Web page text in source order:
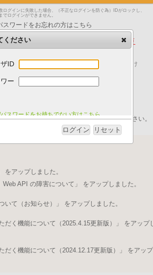
ログインに失敗した場合、（不正なログインを防ぐ為）IDがロックし、
でログインができません。
スワードをお忘れの方はこちら
用いただく機能について（2025.4.15更
、「I.B.MUSEUM SaaS」をご利用いただけ
には、以下の動作環境が必要です。
作に不具合が発生する可能性がございます。
行いたしました。ログイン後にご取得ください。
をアップしました。
API の障害について」 をアップしました。
いて（お知らせ）」 をアップしました。
だく機能について（2025.4.15更新版）」 をアップ
だく機能について（2024.12.17更新版）」 をアップ
ください
ID
ー
スワードをお持ちでない方はこちら
ログイン リセット